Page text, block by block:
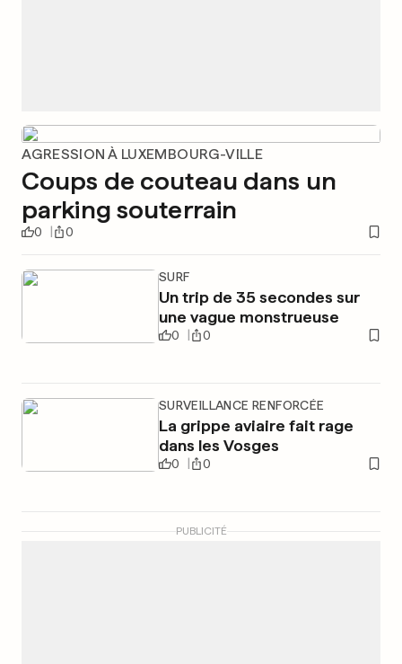
AGRESSION À LUXEMBOURG-VILLE
Coups de couteau dans un
parking souterrain
0 0
SURF
Un trip de 35 secondes sur
une vague monstrueuse
0 0
SURVEILLANCE RENFORCÉE
La grippe aviaire fait rage
dans les Vosges
0 0
PUBLICITÉ